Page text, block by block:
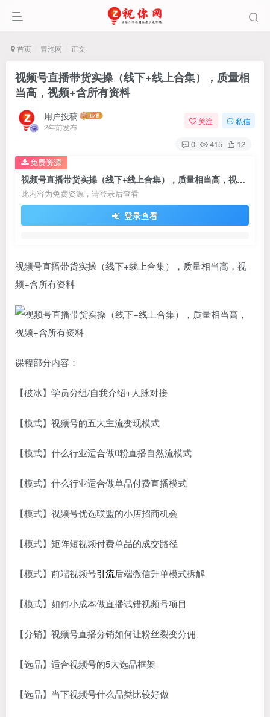
首页 冒泡网 正文
视频号直播带货实操（线下+线上合集），质量相
当高，视频+含所有资料
用户投稿
2年前发布
关注 私信
0 415 12
视频号直播带货实操（线下+线上合集），质量相当高，视频+含所有资料
此内容为免费资源，请登录后查看
登录查看
免费资源
视频号直播带货实操（线下+线上合集），质量相当高，视
频+含所有资料
课程部分内容：
【破冰】学员分组/自我介绍+人脉对接
【模式】视频号的五大主流变现模式
【模式】什么行业适合做0粉直播自然流模式
【模式】什么行业适合做单品付费直播模式
【模式】视频号优选联盟的小店招商机会
【模式】矩阵短视频付费单品的成交路径
【模式】前端视频号引流后端微信升单模式拆解
【模式】如何小成本做直播试错视频号项目
【分销】视频号直播分销如何让粉丝裂变分佣
【选品】适合视频号的5大选品框架
【选品】当下视频号什么品类比较好做